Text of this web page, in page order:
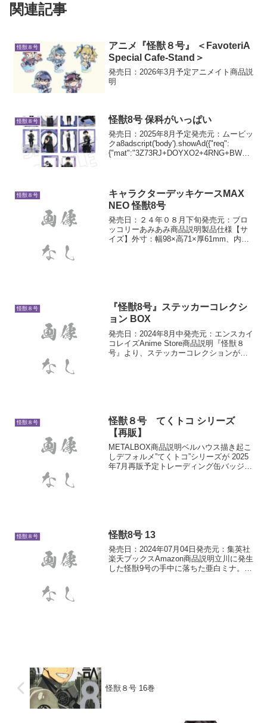
関連記事
怪獣８号
アニメ『怪獣８号』 ＜FavoteriA
Special Cafe-Stand＞
発売日：2026年3月予定アニメイト商品説
明
怪獣８号 怪獣8号 保科がいっぱい
発売日：2025年8月予定発売元：ムービッ
クa8adscript('body').showAd({"req":
{"mat":"3Z73RJ+DOYXO2+4RNG+BWGD
怪獣８号
キャラクターデッキケースMAX
NEO 怪獣8号
発売日：２４年０８月下旬発売元：ブロ
ッコリーあみあみ商品説明製品仕様【サ
イズ】外寸：幅98×高71×厚61mm、内
怪獣８号
『怪獣8号』ステッカーコレクシ
ョン BOX
発売日：2024年8月中発売元：エンスカイ
コレイズAnime Store商品説明『怪獣８
号』より、ステッカーコレクションが登
怪獣８号
怪獣８号 てくトコ シリーズ
【再販】
METALBOX商品説明ベルハウス描き起こ
しデフォルメ”てくトコ”シリーズが 2025
年7月再販予定トレーディング缶バッジ
怪獣８号 怪獣8号 13
発売日：2024年07月04日発売元：集英社
楽天ブックスAmazon商品説明立川に発生
した怪獣9号の手中に落ちた亜白ミナ。救
怪獣８号 16巻